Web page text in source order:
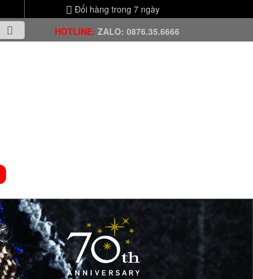
Đổi hàng trong 7 ngày
HOTLINE: ZALO: 0876.35.6666